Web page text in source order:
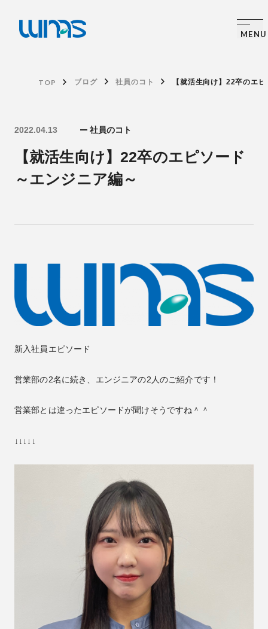
TOP ブログ 社員のコト 【就活生向け】22卒のエ
2022.04.13 社員のコト
【就活生向け】22卒のエピソード
～エンジニア編～
新入社員エピソード
営業部の2名に続き、エンジニアの2人のご紹介です！
営業部とは違ったエピソードが聞けそうですね＾＾
↓↓↓↓↓